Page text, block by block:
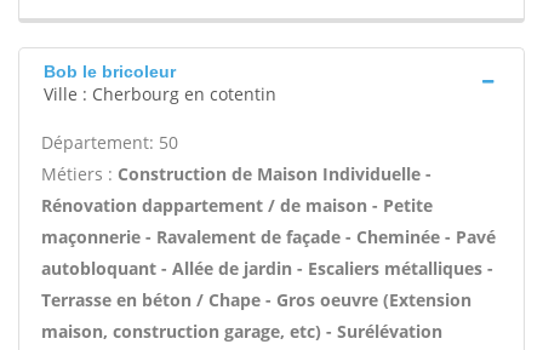
Bob le bricoleur
Ville : Cherbourg en cotentin
Département: 50
Métiers : Construction de Maison Individuelle -
Rénovation dappartement / de maison - Petite
maçonnerie - Ravalement de façade - Cheminée - Pavé
autobloquant - Allée de jardin - Escaliers métalliques -
Terrasse en béton / Chape - Gros oeuvre (Extension
maison, construction garage, etc) - Surélévation